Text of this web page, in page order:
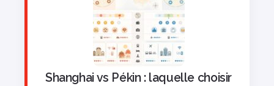
Shanghai vs Pékin : laquelle choisir